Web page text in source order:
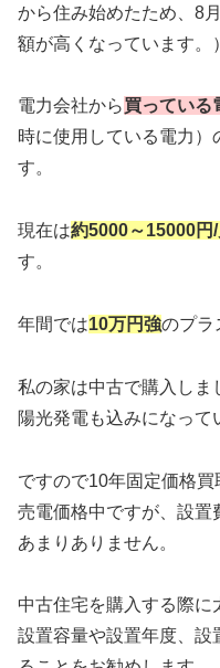
から住み始めたため、8
額が高くなっています。）
電力会社から買っている
時に使用している電力）
す。
現在は約5000～15000円/
す。
年間では10万円強のプラ
私の家は中古で購入しま
陽光発電も込みになって
ですので10年固定価格
売電価格中ですが、設置
あまりありません。
中古住宅を購入する際に
設置容量や設置年度、設